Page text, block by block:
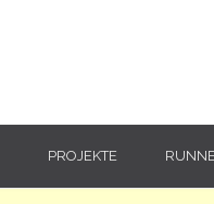
PROJEKTE